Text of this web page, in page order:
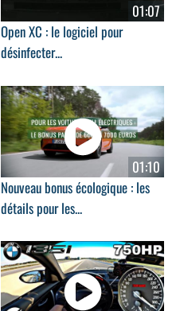
01:07
Open XC : le logiciel pour
désinfecter...
01:10
Nouveau bonus écologique : les
détails pour les...